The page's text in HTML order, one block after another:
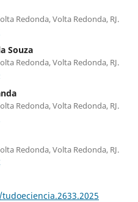
Redonda, Volta Redonda, RJ.
Souza
Redonda, Volta Redonda, RJ.
Redonda, Volta Redonda, RJ.
Redonda, Volta Redonda, RJ.